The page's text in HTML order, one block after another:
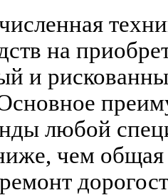
на
и
любой
чем